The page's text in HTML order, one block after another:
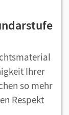
Ihrer
so mehr
Respekt